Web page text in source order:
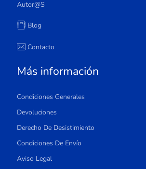
Autor@s
Blog
Contacto
Más información
Condiciones Generales
Devoluciones
Derecho De Desistimiento
Condiciones De Envío
Aviso Legal